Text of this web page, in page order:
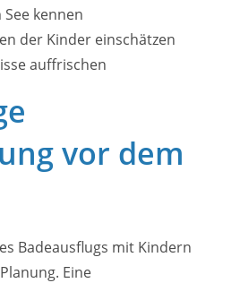
kennen
der Kinder einschätzen
auffrischen
vor dem
Badeausflugs mit Kindern
Eine